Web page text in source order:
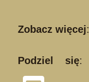
Zobacz więcej:
Podziel się: